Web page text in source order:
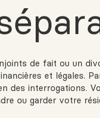
de fait ou un
et légales.
des interrogations.
ou garder votre
à l'alerte